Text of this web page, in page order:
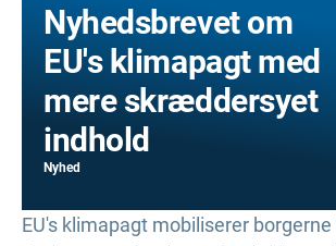
Nyhedsbrevet om
EU's klimapagt med
mere skræddersyet
indhold
Nyhed
EU's klimapagt mobiliserer